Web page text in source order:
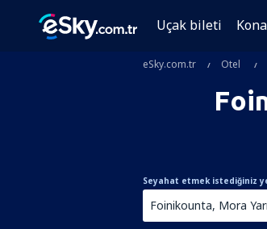
Uçak bileti
eSky.com.tr Otel
Seyahat etmek istediğiniz